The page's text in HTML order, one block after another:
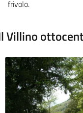
frivolo.
Villino